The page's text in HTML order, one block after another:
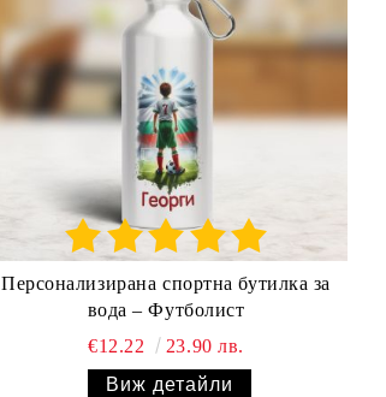
Персонализирана спортна бутилка за
вода – Футболист
€12.22
23.90 лв.
Виж детайли